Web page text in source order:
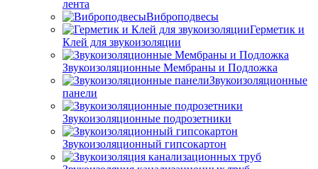
лента
Виброподвесы
Герметик и
Клей для звукоизоляции
Звукоизоляционные Мембраны и Подложка
Звукоизоляционные
панели
Звукоизоляционные подрозетники
Звукоизоляционный гипсокартон